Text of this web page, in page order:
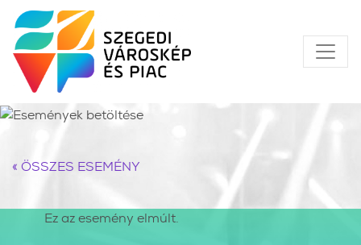
« ÖSSZES ESEMÉNY
Ez az esemény elmúlt.